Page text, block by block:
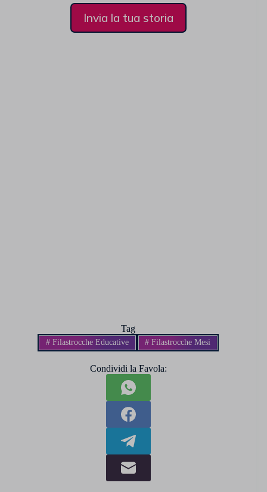
Invia la tua storia
Tag
#Filastrocche Educative # Filastrocche Mesi
Condividi la Favola: